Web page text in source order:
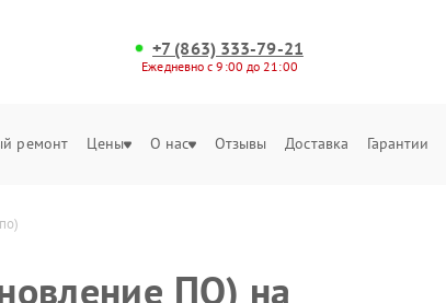
+7 (863) 333-79-21
Ежедневно с 9:00 до 21:00
ремонт Цены О нас Отзывы Доставка Гарантии
ПО) на